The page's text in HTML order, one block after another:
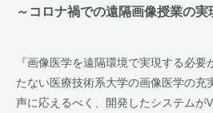
～コロナ禍での遠隔画像授業の実
『画像医学を遠隔環境で実現する必
たない医療技術系大学の画像医学の充
声に応えるべく、開発したシステムが